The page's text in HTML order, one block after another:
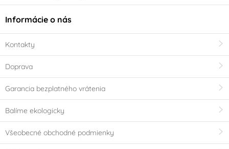
Informácie o nás
Kontakty
Doprava
Garancia bezplatného vrátenia
Balíme ekologicky
Všeobecné obchodné podmienky